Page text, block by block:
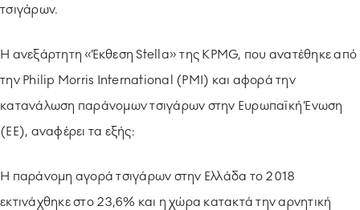
τσιγάρων.
Η ανεξάρτητη «Έκθεση Stella» της KPMG, που ανατέθηκε από
την Philip Morris International (PMI) και αφορά την
κατανάλωση παράνομων τσιγάρων στην Ευρωπαϊκή Ένωση
(ΕΕ), αναφέρει τα εξής:
H παράνομη αγορά τσιγάρων στην Ελλάδα το 2018
εκτινάχθηκε στο 23,6% και η χώρα κατακτά την αρνητική